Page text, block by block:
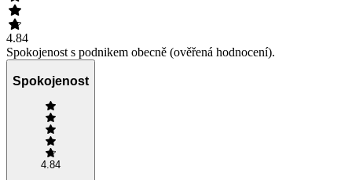
4.84
Spokojenost s podnikem obecně (ověřená hodnocení).
Spokojenost
4.84